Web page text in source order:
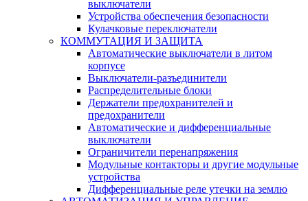
выключатели
Устройства обеспечения безопасности
Кулачковые переключатели
КОММУТАЦИЯ И ЗАЩИТА
Автоматические выключатели в литом
корпусе
Выключатели-разъединители
Распределительные блоки
Держатели предохранителей и
предохранители
Автоматические и дифференциальные
выключатели
Ограничители перенапряжения
Модульные контакторы и другие модульные
устройства
Дифференциальные реле утечки на землю